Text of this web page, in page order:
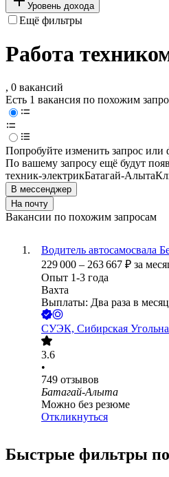
Уровень дохода
Ещё фильтры
Работа
, 0 вакансий
Есть 1 вакансия по похожим
Попробуйте изменить запрос или
По вашему запросу ещё будут
техник-электрикБатагай-Алыта
В мессенджер
На почту
Вакансии по похожим запросам
Водитель автосамосвала
229 000 – 263 667 ₽ за
Опыт 1-3 года
Вахта
Выплаты: Два раза в месяц
СУЭК, Сибирская
3.6
•
749 отзывов
Батагай-Алыта
Можно без резюме
Откликнуться
Быстрые фильтры